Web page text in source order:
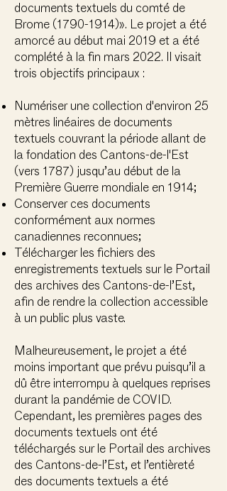
documents textuels du comté de
Brome (1790-1914)». Le projet a été
amorcé au début mai 2019 et a été
complété à la fin mars 2022. Il visait
trois objectifs principaux :
Numériser une collection d'environ 25
mètres linéaires de documents
textuels couvrant la période allant de
la fondation des Cantons-de-l'Est
(vers 1787) jusqu’au début de la
Première Guerre mondiale en 1914;
Conserver ces documents
conformément aux normes
canadiennes reconnues;
Télécharger les fichiers des
enregistrements textuels sur le Portail
des archives des Cantons-de-l’Est,
afin de rendre la collection accessible
à un public plus vaste.
Malheureusement, le projet a été
moins important que prévu puisqu’il a
dû être interrompu à quelques reprises
durant la pandémie de COVID.
Cependant, les premières pages des
documents textuels ont été
téléchargés sur le Portail des archives
des Cantons-de-l’Est, et l’entièreté
des documents textuels a été